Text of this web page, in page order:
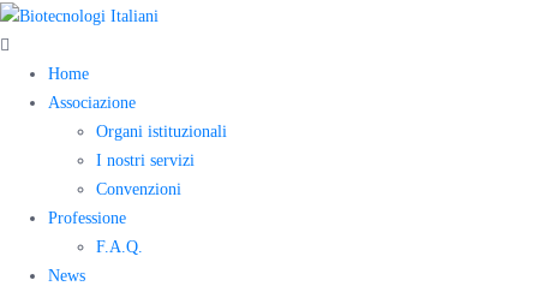
Home
Associazione
Organi istituzionali
I nostri servizi
Convenzioni
Professione
F.A.Q.
News